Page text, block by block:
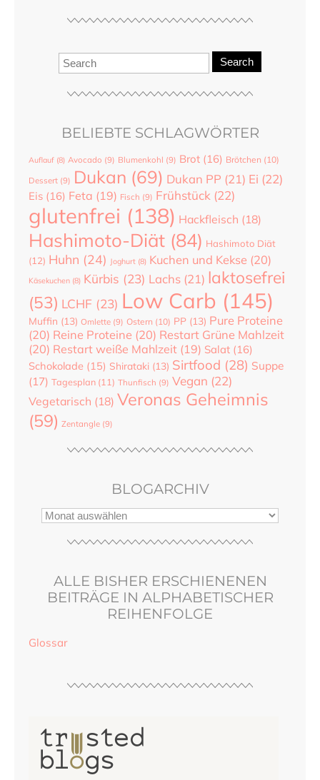
Search
BELIEBTE SCHLAGWÖRTER
Auflauf (8) Avocado (9) Blumenkohl (9) Brot (16) Brötchen (10)
Dessert (9) Dukan (69) Dukan PP (21) Ei (22)
Eis (16) Feta (19) Fisch (9) Frühstück (22)
glutenfrei (138) Hackfleisch (18)
Hashimoto-Diät (84) Hashimoto Diät
(12) Huhn (24) Joghurt (8) Kuchen und Kekse (20)
Käsekuchen (8) Kürbis (23) Lachs (21) laktosefrei
(53) LCHF (23) Low Carb (145)
Muffin (13) Omlette (9) Ostern (10) PP (13) Pure Proteine
(20) Reine Proteine (20) Restart Grüne Mahlzeit
(20) Restart weiße Mahlzeit (19) Salat (16)
Schokolade (15) Shirataki (13) Sirtfood (28) Suppe
(17) Tagesplan (11) Thunfisch (9) Vegan (22)
Vegetarisch (18) Veronas Geheimnis
(59) Zentangle (9)
BLOGARCHIV
ALLE BISHER ERSCHIENENEN
BEITRÄGE IN ALPHABETISCHER
REIHENFOLGE
Glossar